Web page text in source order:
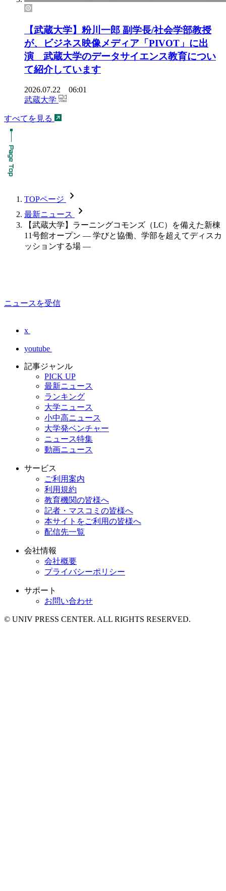
【武蔵大学】粉川一郎 副学長/社会学部教授
が、ビジネス映像メディア「PIVOT」に出
演 武蔵大学のデータサイエンス教育につい
て紹介しています
2026.07.22 06:01
武蔵大学
すべてを見る
TOPページ chevron_forward
最新ニュース chevron_forward
【武蔵大学】ラーニングコモンズ（LC）を備えた新棟
11号館オープン — 学びと協働、学部を超えてディスカ
ッションする場 —
ニュースを受信
x
youtube
記事ジャンル
PICK UP
最新ニュース
ランキング
大学ニュース
小中高ニュース
大学発ベンチャー
ニュース特集
動画ニュース
サービス
ご利用案内
利用規約
教育機関の皆様へ
記者・マスコミの皆様へ
本サイトをご利用の皆様へ
配信先一覧
会社情報
会社概要
プライバシーポリシー
サポート
お問い合わせ
© UNIV PRESS CENTER. ALL RIGHTS RESERVED.